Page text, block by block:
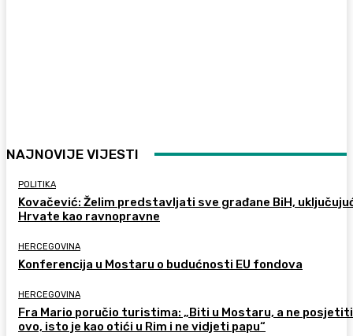
NAJNOVIJE VIJESTI
POLITIKA
Kovačević: Želim predstavljati sve građane BiH,
Hrvate kao ravnopravne
HERCEGOVINA
Konferencija u Mostaru o budućnosti EU fondova
HERCEGOVINA
Fra Mario poručio turistima: „Biti u Mostaru, a ne posjetiti
ovo, isto je kao otići u Rim i ne vidjeti papu“